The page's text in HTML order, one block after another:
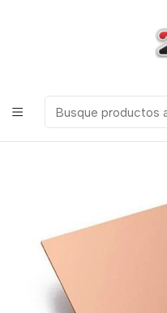
ELECTRONICOS,
Baquela